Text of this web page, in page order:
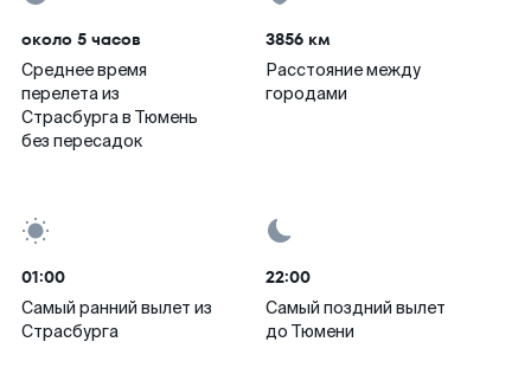
около 5 часов
Среднее время
перелета из
Страсбурга в Тюмень
без пересадок
3856 км
Расстояние между
городами
01:00
Самый ранний вылет из
Страсбурга
22:00
Самый поздний вылет
до Тюмени